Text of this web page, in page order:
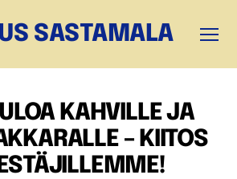
SASTAMALA
KAHVILLE JA
– KIITOS